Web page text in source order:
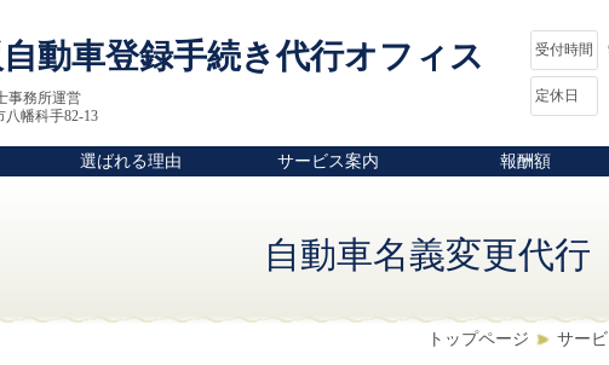
動車登録手続き代行オフィス
事務所運営
幡科手82-13
受付時間
定休日
選ばれる理由 サービス案内 報酬額
自動車名義変更代行
トップページ サー